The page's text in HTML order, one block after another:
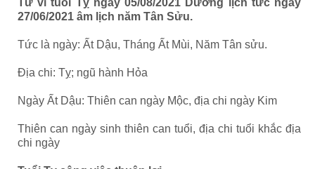
Tử vi tuổi Tỵ ngày05/08/2021 Dương lịch tức ngày
27/06/2021 âm lịch năm Tân Sửu.
Tức là ngày: Ất Dậu, Tháng Ất Mùi, Năm Tân sửu.
Địa chi: Tỵ; ngũ hành Hỏa
Ngày Ất Dậu: Thiên can ngày Mộc, địa chi ngày Kim
Thiên can ngày sinh thiên can tuổi, địa chi tuổi khắc địa
chi ngày